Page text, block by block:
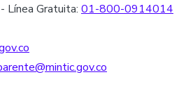
- Línea Gratuita: 01-800-0914014